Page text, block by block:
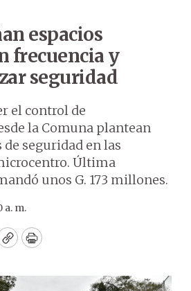
espacios
frecuencia y
seguridad
el control de
la Comuna plantean
seguridad en las
Última
unos G. 173 millones.
a. m.
CopyPrint